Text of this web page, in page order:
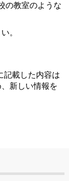
の教室のような
。
記載した内容は
新しい情報を